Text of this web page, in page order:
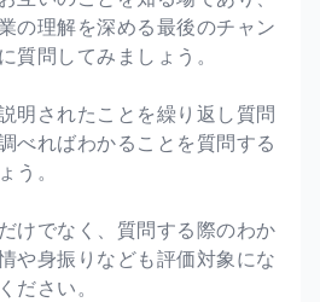
の理解を深める最後のチャン
質問してみましょう。
明されたことを繰り返し質問
べればわかることを質問する
う。
けでなく、質問する際のわか
や身振りなども評価対象にな
ださい。